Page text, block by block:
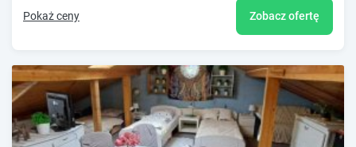
Pokaż ceny Zobacz ofertę